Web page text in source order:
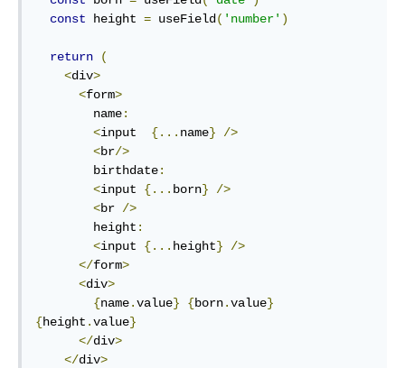
const height = useField ( 'number' )
return
(
<div>
<form>
        name
:
<input {... name}
/>
<br/>
        birthdate
:
<input {... born}
/>
<br />
        height
:
<input {... height}
/>
</form>
<div>
{name.value} {born.value}
{height .value}
</div>
</div>